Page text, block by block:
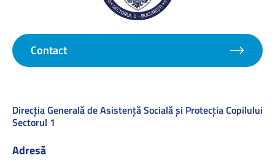
Contact
Direcţia Generală de Asistenţă Socială şi Protecţia Copilului
Sectorul 1
Adresă